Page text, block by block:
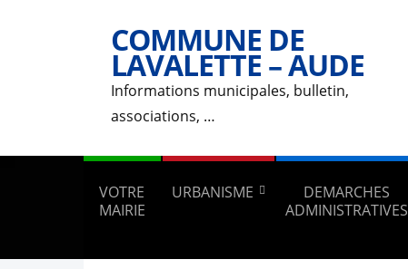
COMMUNE DE
LAVALETTE – AUDE
Informations municipales, bulletin,
associations, …
VOTRE
MAIRIE
URBANISME
DEMARCHES
ADMINISTRATIVES